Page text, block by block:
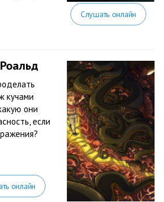
Слушать онлайн
кучами
они
если
онлайн